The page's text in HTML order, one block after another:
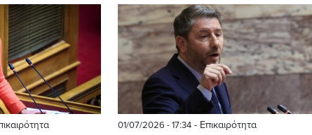
01/07/2026 - 17:34 - Επικαιρότητα